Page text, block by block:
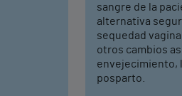
sangre de la
alternativa
sequedad
otros cambios
envejecimiento,
posparto.